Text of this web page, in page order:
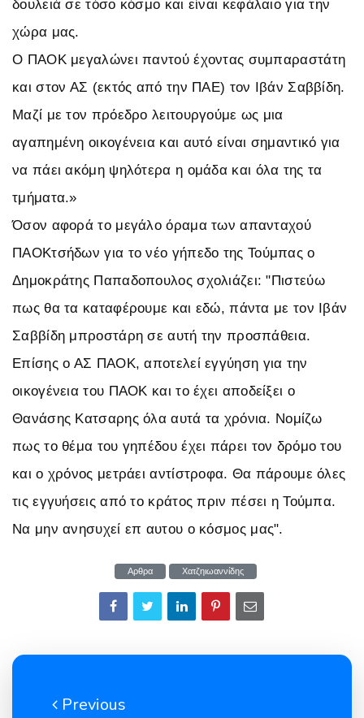
δουλειά σε τόσο κόσμο και είναι κεφάλαιο για την
χώρα μας.
Ο ΠΑΟΚ μεγαλώνει παντού έχοντας συμπαραστάτη
και στον ΑΣ (εκτός από την ΠΑΕ) τον Ιβάν Σαββίδη.
Μαζί με τον πρόεδρο λειτουργούμε ως μια
αγαπημένη οικογένεια και αυτό είναι σημαντικό για
να πάει ακόμη ψηλότερα η ομάδα και όλα της τα
τμήματα.»
Όσον αφορά το μεγάλο όραμα των απανταχού
ΠΑΟΚτσήδων για το νέο γήπεδο της Τούμπας ο
Δημοκράτης Παπαδοπουλος σχολιάζει: "Πιστεύω
πως θα τα καταφέρουμε και εδώ, πάντα με τον Ιβάν
Σαββίδη μπροστάρη σε αυτή την προσπάθεια.
Επίσης ο ΑΣ ΠΑΟΚ, αποτελεί εγγύηση για την
οικογένεια του ΠΑΟΚ και το έχει αποδείξει ο
Θανάσης Κατσαρης όλα αυτά τα χρόνια. Νομίζω
πως το θέμα του γηπέδου έχει πάρει τον δρόμο του
και ο χρόνος μετράει αντίστροφα. Θα πάρουμε όλες
τις εγγυήσεις από το κράτος πριν πέσει η Τούμπα.
Να μην ανησυχεί επ αυτου ο κόσμος μας".
Αρθρα Χατζηιωαννίδης
Previous